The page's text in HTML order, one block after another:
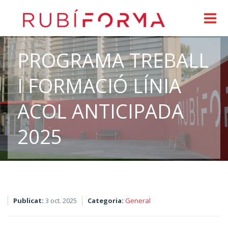
PROGRAMA TREBALL
I FORMACIÓ LÍNIA
ACOL ANTICIPADA
2025
Publicat: 3 oct. 2025 Categoria: General